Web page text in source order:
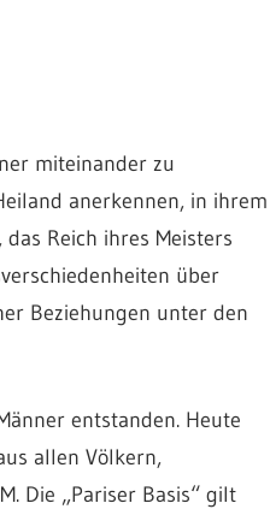
miteinander zu
anerkennen, in ihrem
Reich ihres Meisters
über
Beziehungen unter den
entstanden. Heute
allen Völkern,
Die „Pariser Basis“ gilt